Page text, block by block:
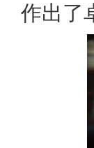
作出了